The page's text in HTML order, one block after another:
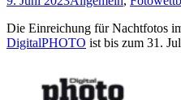
Die Einreichung für Nachtfotos
DigitalPHOTO ist bis zum 31.